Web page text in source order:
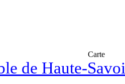
Carte
de Haute-